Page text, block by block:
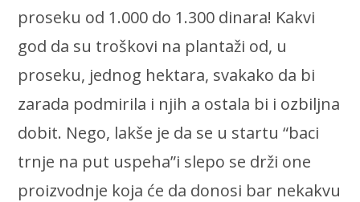
proseku od 1.000 do 1.300 dinara! Kakvi
god da su troškovi na plantaži od, u
proseku, jednog hektara, svakako da bi
zarada podmirila i njih a ostala bi i ozbiljna
dobit. Nego, lakše je da se u startu “baci
trnje na put uspeha”i slepo se drži one
proizvodnje koja će da donosi bar nekakvu